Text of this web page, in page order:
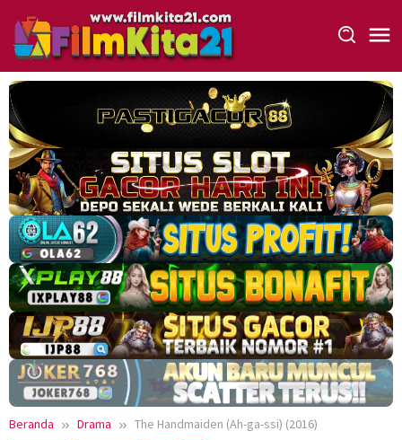
konten
Beranda Drama
The Handmaiden (Ah-ga-ssi) (2016)